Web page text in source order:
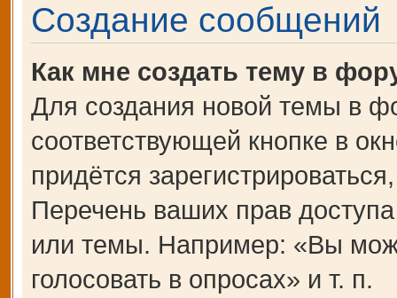
Создание сообщений
Как мне создать тему в
Для создания новой темы в
соответствующей кнопке в
придётся
Перечень ваших прав
или темы. Например: «Вы
голосовать в опросах» и т. п.